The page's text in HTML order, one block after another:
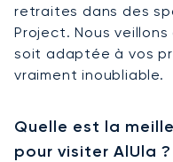
retraites dans des
Project. Nous
soit adaptée à vos
vraiment inoubliable.
Quelle est la
pour visiter AlUla ?